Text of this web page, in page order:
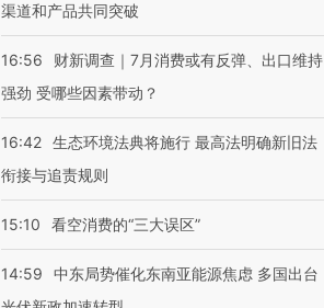
渠道和产品共同突破
16:56
财新调查｜7月消费或有反弹、出口维持
强劲 受哪些因素带动？
16:42 生态环境法典将施行 最高法明确新旧法
衔接与追责规则
15:10 看空消费的“三大误区”
14:59
中东局势催化东南亚能源焦虑 多国出台